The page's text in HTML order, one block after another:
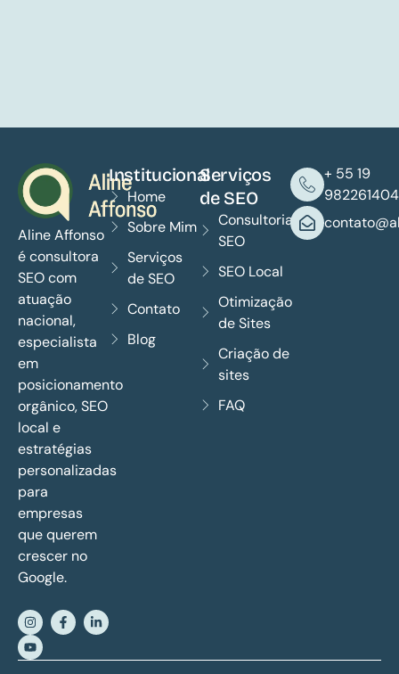
Aline Affonso
é consultora
SEO com
atuação
nacional,
especialista
em
posicionamento
orgânico, SEO
local e
estratégias
personalizadas
para
empresas
que querem
crescer no
Google.
Institucional
Home
Sobre Mim
Serviços
de SEO
Contato
Blog
Serviços
de SEO
Consultoria
SEO
SEO Local
Otimização
de Sites
Criação de
sites
FAQ
+ 55 19
982261404